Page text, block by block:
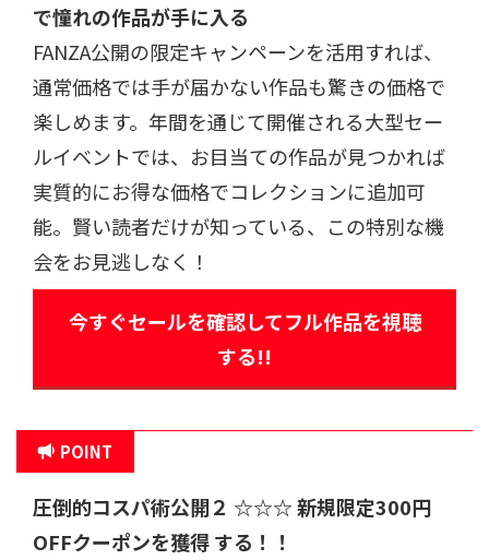
で憧れの作品が手に入る
FANZA公開の限定キャンペーンを活用すれば、
通常価格では手が届かない作品も驚きの価格で
楽しめます。年間を通じて開催される大型セー
ルイベントでは、お目当ての作品が見つかれば
実質的にお得な価格でコレクションに追加可
能。賢い読者だけが知っている、この特別な機
会をお見逃しなく！
今すぐセールを確認してフル作品を視聴
する!!
POINT
圧倒的コスパ術公開２ ☆☆☆新規限定300円
OFFクーポンを獲得 する！！